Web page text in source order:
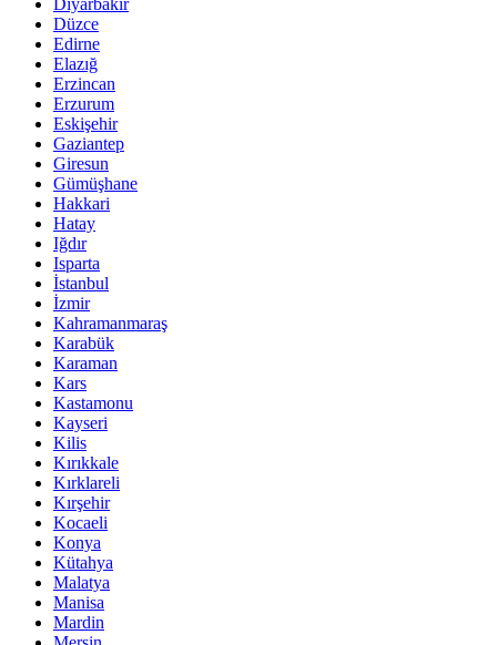
Diyarbakır
Düzce
Edirne
Elazığ
Erzincan
Erzurum
Eskişehir
Gaziantep
Giresun
Gümüşhane
Hakkari
Hatay
Iğdır
Isparta
İstanbul
İzmir
Kahramanmaraş
Karabük
Karaman
Kars
Kastamonu
Kayseri
Kilis
Kırıkkale
Kırklareli
Kırşehir
Kocaeli
Konya
Kütahya
Malatya
Manisa
Mardin